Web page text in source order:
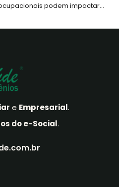
podem impactar...
e Empresarial.
do e-Social.